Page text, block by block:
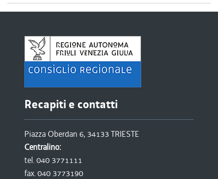
Recapiti e contatti
Piazza Oberdan 6, 34133 TRIESTE
Centralino:
tel. 040 3771111
fax. 040 3773190